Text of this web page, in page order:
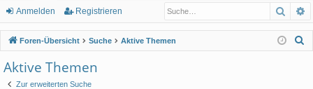
ch
ne
llz
ug
or
en
m
el
eg
ist
rie
Anmelden Registrieren
Foren-Übersicht Suche Aktive Themen
Aktive Themen
Zur erweiterten Suche